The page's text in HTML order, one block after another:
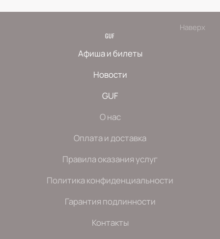
Наверх
GUF
Афиша и билеты
Новости
GUF
О нас
Оплата и доставка
Правила оказания услуг
Политика конфиденциальности
Гарантия подлинности
Контакты